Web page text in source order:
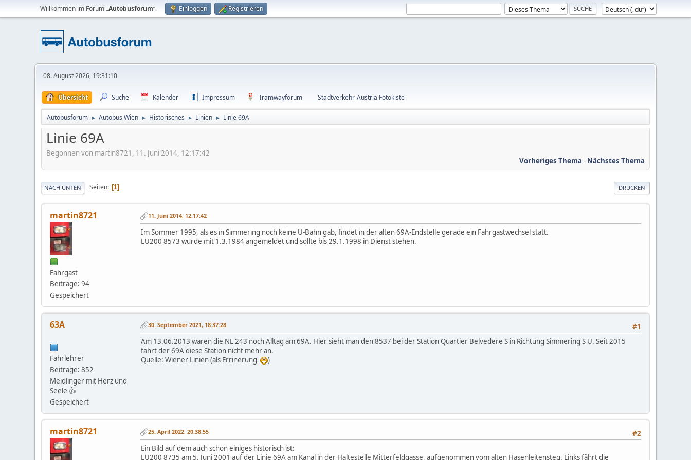
Willkommen im Forum „Autobusforum“. Einloggen Registrieren
08. August 2026, 19:31:10
Übersicht Suche Kalender Impressum Tramwayforum Stadtverkehr-Austria Fotokiste
Autobusforum ► Autobus Wien ► Historisches ► Linien ► Linie 69A
Linie 69A
Begonnen von martin8721, 11. Juni 2014, 12:17:42
Vorheriges Thema - Nächstes Thema
DRUCKEN
NACH UNTEN Seiten 1
martin8721
Fahrgast
Beiträge: 94
Gespeichert
11. Juni 2014, 12:17:42
Im Sommer 1995, als es in Simmering noch keine U-Bahn gab, findet in der alten 69A-Endstelle gerade ein Fahrgastwechsel statt.
LU200 8573 wurde mit 1.3.1984 angemeldet und sollte bis 29.1.1998 in Dienst stehen.
63A
Fahrlehrer
Beiträge: 852
Meidlinger mit Herz und
Seele 👍
Gespeichert
#1
30. September 2021, 18:37:28
Am 13.06.2013 waren die NL 243 noch Alltag am 69A. Hier sieht man den 8537 bei der Station Quartier Belvedere S in Richtung Simmering S U. Seit 2015
fährt der 69A diese Station nicht mehr an.
Quelle: Wiener Linien (als Errinerung
)
martin8721 #2
25. April 2022, 20:38:55
Ein Bild auf dem auch schon einiges historisch ist:
LU200 8735 am 5. Juni 2001 auf der Linie 69A am Kanal in der Haltestelle Mitterfeldgasse, aufgenommen vom alten Hasenleitensteg. Links fährt die